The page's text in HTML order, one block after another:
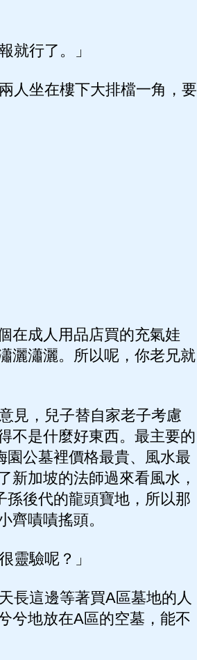
就行了。」
人坐在樓下大排檔一角，要
在成人用品店買的充氣娃
灑瀟灑。所以呢，你老兄就
見，兒子替自家老子考慮
不是什麼好東西。最主要的
公墓裡價格最貴、風水最
新加坡的法師過來看風水，
後代的龍頭寶地，所以那
齊嘖嘖搖頭。
靈驗呢？」
長這邊等著買A區墓地的人
兮地放在A區的空墓，能不